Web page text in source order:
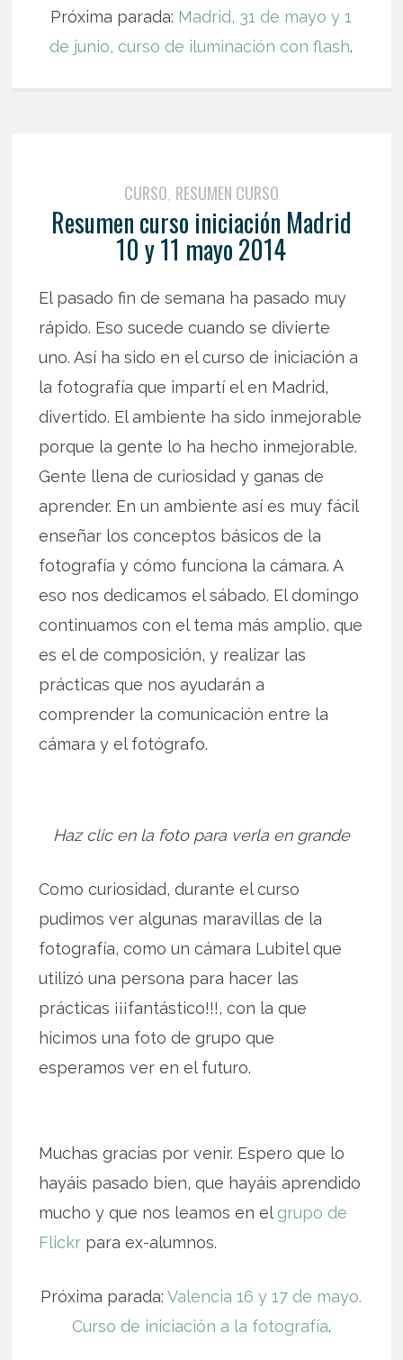
Próxima parada: Madrid, 31 de mayo y 1
de junio, curso de iluminación con flash.
CURSO, RESUMEN CURSO
Resumen curso iniciación Madrid
10 y 11 mayo 2014
El pasado fin de semana ha pasado muy
rápido. Eso sucede cuando se divierte
uno. Así ha sido en el curso de iniciación a
la fotografía que impartí el en Madrid,
divertido. El ambiente ha sido inmejorable
porque la gente lo ha hecho inmejorable.
Gente llena de curiosidad y ganas de
aprender. En un ambiente así es muy fácil
enseñar los conceptos básicos de la
fotografía y cómo funciona la cámara. A
eso nos dedicamos el sábado. El domingo
continuamos con el tema más amplio, que
es el de composición, y realizar las
prácticas que nos ayudarán a
comprender la comunicación entre la
cámara y el fotógrafo.
Haz clic en la foto para verla en grande
Como curiosidad, durante el curso
pudimos ver algunas maravillas de la
fotografía, como un cámara Lubitel que
utilizó una persona para hacer las
prácticas ¡¡¡fantástico!!!, con la que
hicimos una foto de grupo que
esperamos ver en el futuro.
Muchas gracias por venir. Espero que lo
hayáis pasado bien, que hayáis aprendido
mucho y que nos leamos en el grupo de
Flickr para ex-alumnos.
Próxima parada:Valencia 16 y 17 de mayo.
Curso de iniciación a la fotografía.